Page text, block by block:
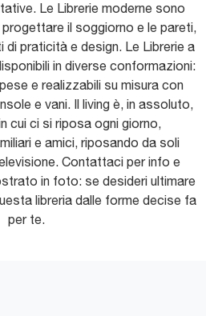
Le Librerie moderne sono
il soggiorno e le pareti,
di praticità e design. Le Librerie a
in diverse conformazioni:
e realizzabili su misura con
e vani. Il living è, in assoluto,
cui ci si riposa ogni giorno,
e amici, riposando da soli
Contattaci per info e
in foto: se desideri ultimare
libreria dalle forme decise fa
per te.